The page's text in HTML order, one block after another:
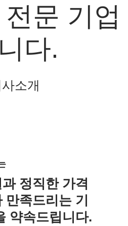
유통 전문
니다.
소개
정직한 가격
족드리는 기
약속드립니다.